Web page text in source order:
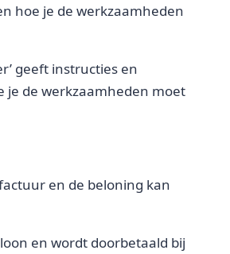
hoe je de werkzaamheden
geeft instructies en
je de werkzaamheden moet
en de beloning kan
en wordt doorbetaald bij